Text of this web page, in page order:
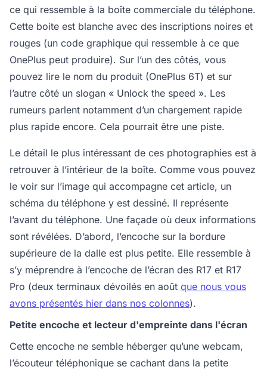
ce qui ressemble à la boîte commerciale du téléphone.
Cette boite est blanche avec des inscriptions noires et
rouges (un code graphique qui ressemble à ce que
OnePlus peut produire). Sur l’un des côtés, vous
pouvez lire le nom du produit (OnePlus 6T) et sur
l’autre côté un slogan « Unlock the speed ». Les
rumeurs parlent notamment d’un chargement rapide
plus rapide encore. Cela pourrait être une piste.
Le détail le plus intéressant de ces photographies est à
retrouver à l’intérieur de la boîte. Comme vous pouvez
le voir sur l’image qui accompagne cet article, un
schéma du téléphone y est dessiné. Il représente
l’avant du téléphone. Une façade où deux informations
sont révélées. D’abord, l’encoche sur la bordure
supérieure de la dalle est plus petite. Elle ressemble à
s’y méprendre à l’encoche de l’écran des R17 et R17
Pro (deux terminaux dévoilés en août que nous vous
avons présentés hier dans nos colonnes).
Petite encoche et lecteur d'empreinte dans l'écran
Cette encoche ne semble héberger qu’une webcam,
l’écouteur téléphonique se cachant dans la petite